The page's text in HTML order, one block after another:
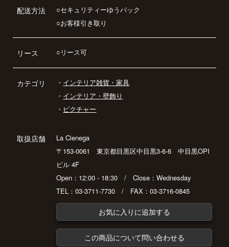
配送方法
○セキュリティーゆうパック
○お客様引き取り
リース ○リース可
カテゴリ ・ インテリア雑貨・家具
・ インテリア・壁飾り
・ ピクチャー
取扱店舗
La Cienega
〒153-0061 東京都目黒区中目黒3-6-6 中目黒OPI
ビル 4F
Open：12:00 - 18:30 / Close：Wednesday
TEL：03-3711-7730 / FAX：03-3716-0845
お気に入りに追加する
この商品について問い合わせる